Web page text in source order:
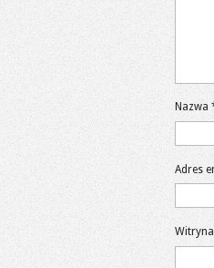
Nazwa
Adres